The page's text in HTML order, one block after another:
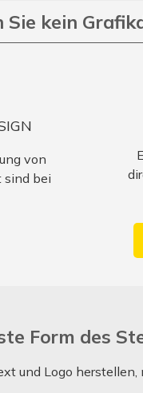
Sie kein
von
sind bei
Form des
und Logo herstellen,